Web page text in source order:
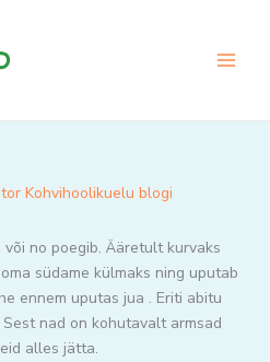
Kohvihoolikuelu blogi
või no poegib. Ääretult kurvaks
südame külmaks ning uputab
ennem uputas jua . Eriti abitu
nad on kohutavalt armsad
alles jätta.